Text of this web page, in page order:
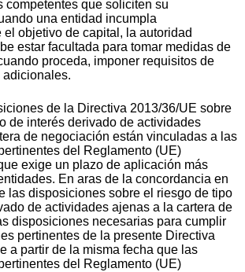
competentes que soliciten su
una entidad incumpla
el objetivo de capital, la autoridad
estar facultada para tomar medidas de
proceda, imponer requisitos de
de la Directiva 2013/36/UE sobre
de interés derivado de actividades
de negociación están vinculadas a las
del Reglamento (UE)
exige un plazo de aplicación más
En aras de la concordancia en
las disposiciones sobre el riesgo de tipo
de actividades ajenas a la cartera de
disposiciones necesarias para cumplir
pertinentes de la presente Directiva
a partir de la misma fecha que las
del Reglamento (UE)